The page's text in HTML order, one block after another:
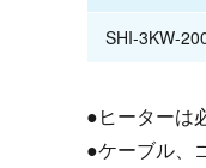
SHI-3KW-
●ヒーターは
●ケーブル、